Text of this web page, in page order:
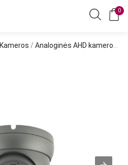
0
Kameros / Analoginės AHD kameros